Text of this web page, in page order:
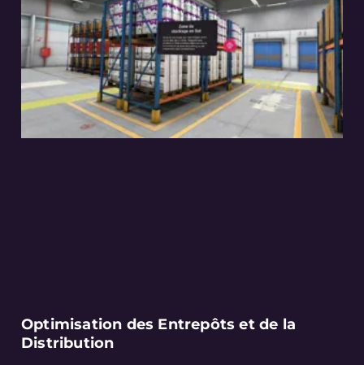
Optimisation des Entrepôts et de la
Distribution